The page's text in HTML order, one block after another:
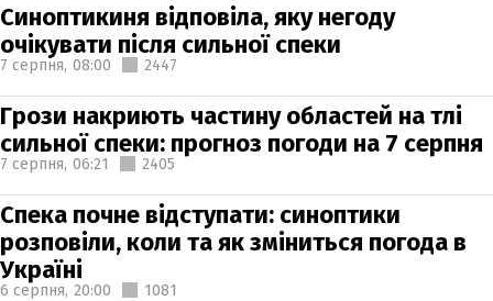
Синоптикиня відповіла, яку негоду
очікувати після сильної спеки
7 серпня, 08:00 2447
Грози накриють частину областей на тлі
сильної спеки: прогноз погоди на 7 серпня
7 серпня, 06:21 2405
Спека почне відступати: синоптики
розповіли, коли та як зміниться погода в
Україні
6 серпня, 20:00 1081